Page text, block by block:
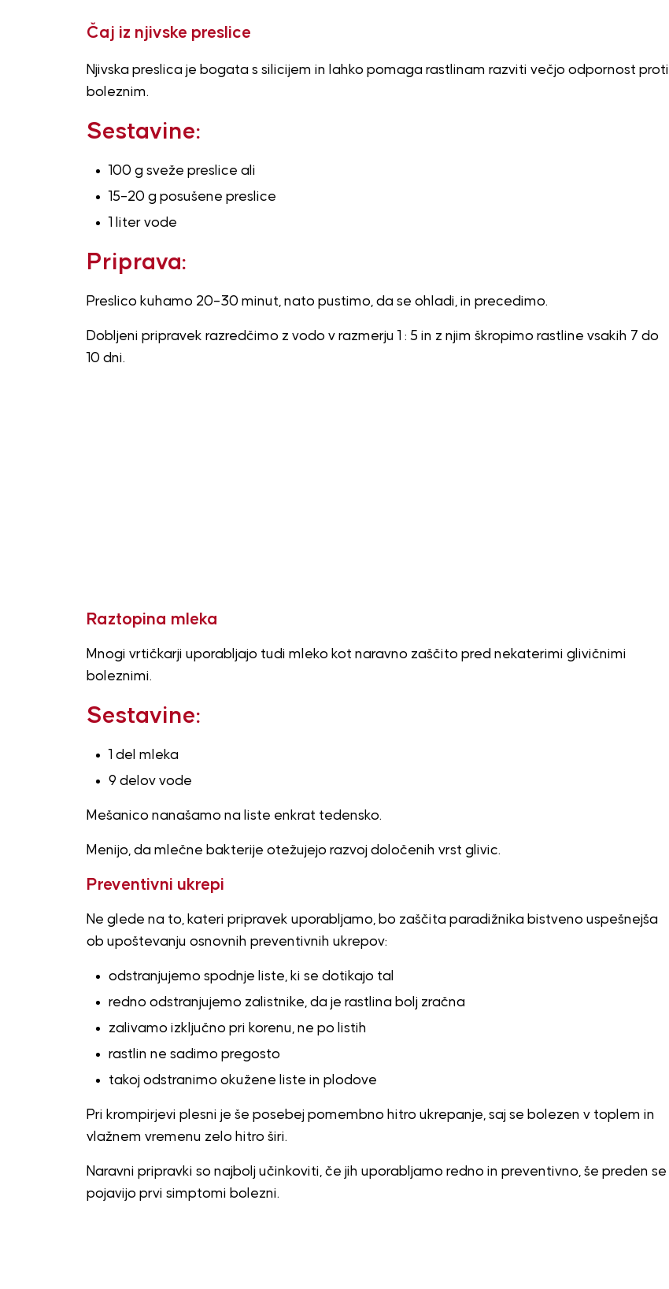
Čaj iz njivske preslice
Njivska preslica je bogata s silicijem in lahko pomaga rastlinam razviti večjo odpornost proti
boleznim.
Sestavine:
100 g sveže preslice ali
15–20 g posušene preslice
1 liter vode
Priprava:
Preslico kuhamo 20–30 minut, nato pustimo, da se ohladi, in precedimo.
Dobljeni pripravek razredčimo z vodo v razmerju 1 : 5 in z njim škropimo rastline vsakih 7 do
10 dni.
Raztopina mleka
Mnogi vrtičkarji uporabljajo tudi mleko kot naravno zaščito pred nekaterimi glivičnimi
boleznimi.
Sestavine:
1 del mleka
9 delov vode
Mešanico nanašamo na liste enkrat tedensko.
Menijo, da mlečne bakterije otežujejo razvoj določenih vrst glivic.
Preventivni ukrepi
Ne glede na to, kateri pripravek uporabljamo, bo zaščita paradižnika bistveno uspešnejša
ob upoštevanju osnovnih preventivnih ukrepov:
odstranjujemo spodnje liste, ki se dotikajo tal
redno odstranjujemo zalistnike, da je rastlina bolj zračna
zalivamo izključno pri korenu, ne po listih
rastlin ne sadimo pregosto
takoj odstranimo okužene liste in plodove
Pri krompirjevi plesni je še posebej pomembno hitro ukrepanje, saj se bolezen v toplem in
vlažnem vremenu zelo hitro širi.
Naravni pripravki so najbolj učinkoviti, če jih uporabljamo redno in preventivno, še preden se
pojavijo prvi simptomi bolezni.